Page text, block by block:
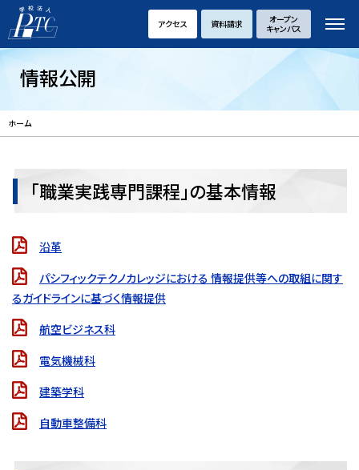
アクセス 資料請求
オープン
キャンパス
情報公開
ホーム
「職業実践専門課程」の基本情報
沿革
パシフィックテクノカレッジにおける 情報提供等への取組に関す
るガイドラインに基づく情報提供
航空ビジネス科
電気機械科
建築学科
自動車整備科